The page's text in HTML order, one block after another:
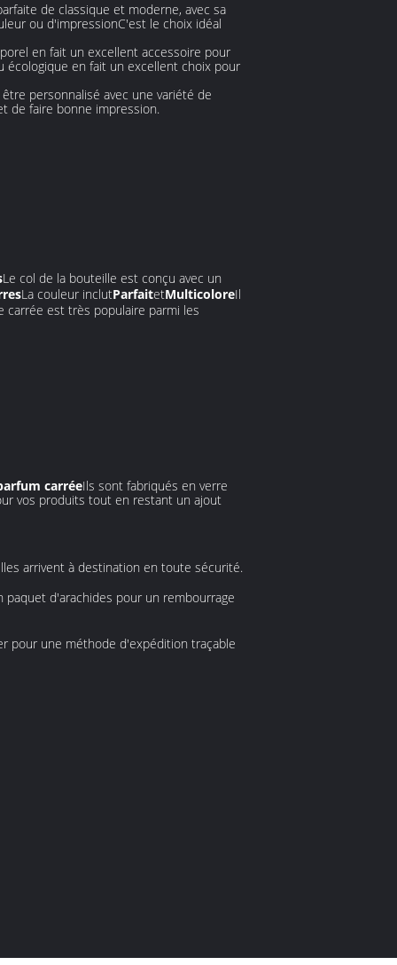
de classique et moderne, avec sa
ou d'impressionC'est le choix idéal
en fait un excellent accessoire pour
écologique en fait un excellent choix pour
personnalisé avec une variété de
de faire bonne impression.
Le col de la bouteille est conçu avec un
La couleur inclutParfaitetMulticoloreIl
carrée est très populaire parmi les
carréeIls sont fabriqués en verre
vos produits tout en restant un ajout
arrivent à destination en toute sécurité.
d'arachides pour un rembourrage
pour une méthode d'expédition traçable